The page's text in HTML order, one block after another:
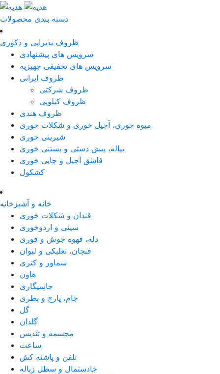
دسته بندی محصولات
ظروف پذیرایی و دکوری
سرویس های پیشنهادی
سرویس های تخفیفی جهیزیه
ظروف ایرانی
ظروف شرکتی
ظروف کیلویی
ظروف هندی
میوه خوری، آجیل خوری و شکلات خوری
شیرینی خوری
پیاله، پیش دستی و بستنی خوری
قاشق آجیل و چایی خوری
کشکول
خانه و آشپزخانه
قندان و شکلات خوری
سینی و اردوخوری
دله، قهوه جوش و قوری
فنجان، نعلبکی و لیوان
سماور و کتری
هاون
جاسیگاری
جام، پارچ و بطری
گل
گلدان
مجسمه و تندیس
ساعت
تلفن و پاشنه کش
جادستمال و سطل زباله